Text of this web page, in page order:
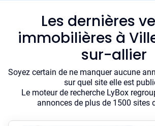
Les dernières
immobilières à
sur-allier
Soyez certain de ne manquer aucune
sur quel site elle est
Le moteur de recherche LyBox
annonces de plus de 1500 sites